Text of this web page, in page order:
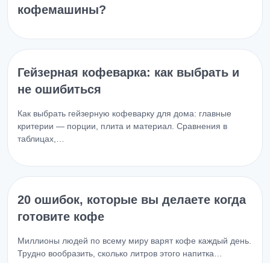
кофемашины?
Гейзерная кофеварка: как выбрать и
не ошибиться
Как выбрать гейзерную кофеварку для дома: главные
критерии — порции, плита и материал. Сравнения в
таблицах,…
20 ошибок, которые вы делаете когда
готовите кофе
Миллионы людей по всему миру варят кофе каждый день.
Трудно вообразить, сколько литров этого напитка…